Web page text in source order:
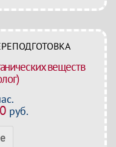
веществ
руб.